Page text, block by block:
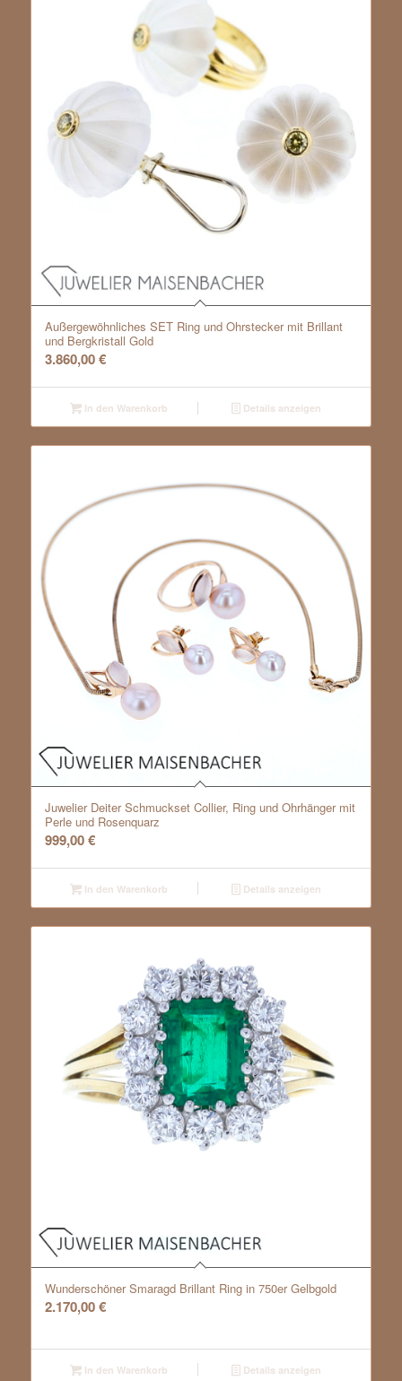
Außergewöhnliches SET Ring und Ohrstecker mit Brillant
und Bergkristall Gold
3.860,00€
In den Warenkorb Details anzeigen
Juwelier Deiter Schmuckset Collier, Ring und Ohrhänger mit
Perle und Rosenquarz
999,00€
In den Warenkorb Details anzeigen
Wunderschöner Smaragd Brillant Ring in 750er Gelbgold
2.170,00€
In den Warenkorb Details anzeigen